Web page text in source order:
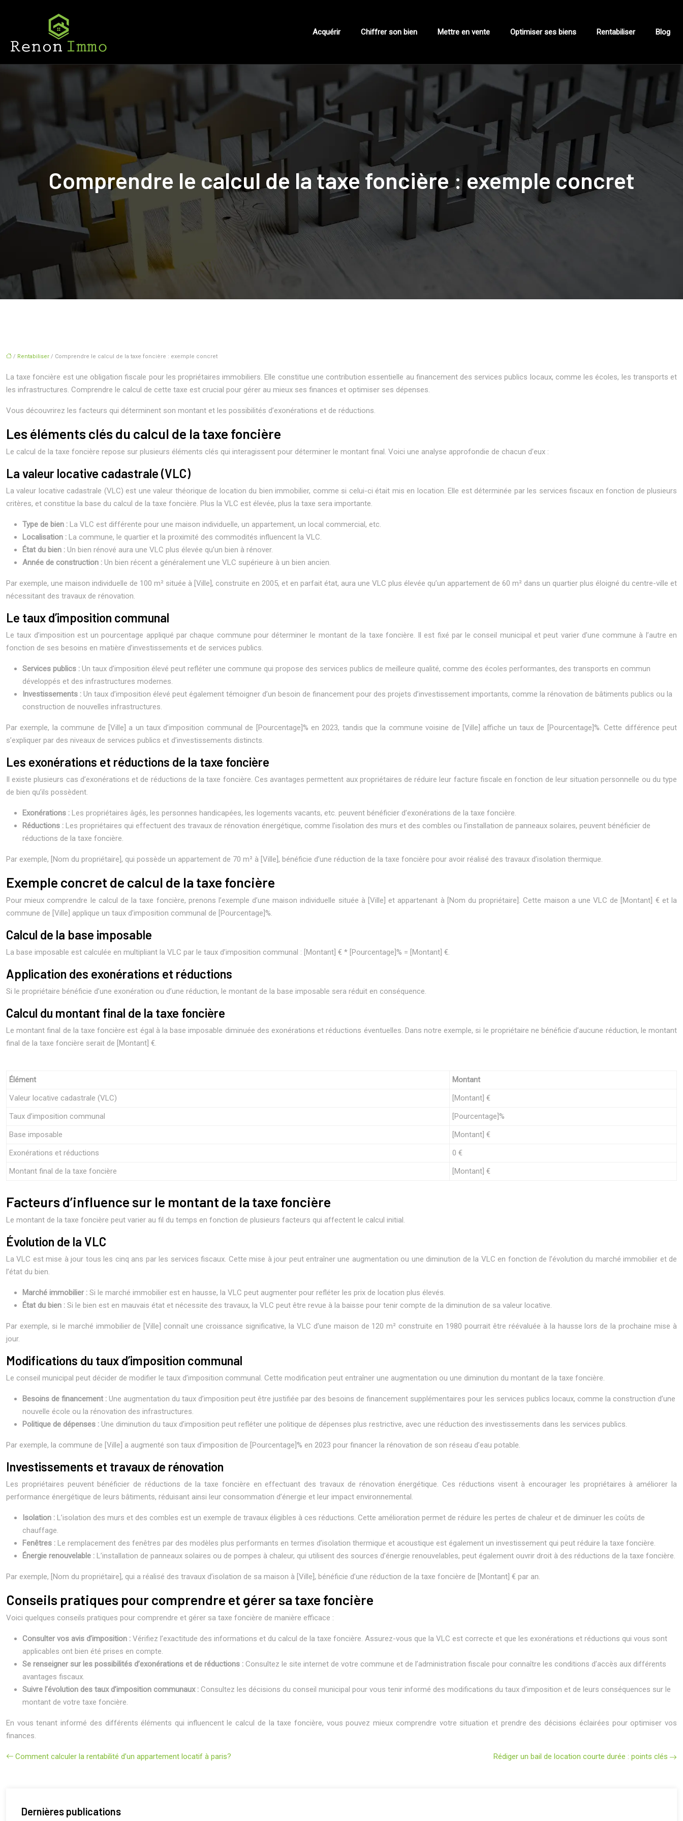
Acquérir Chiffrer son bien Mettre en vente Optimiser ses biens Rentabiliser Blog
Comprendre le calcul de la taxe foncière : exemple concret
/ Rentabiliser / Comprendre le calcul de la taxe foncière : exemple concret
La taxe foncière est une obligation fiscale pour les propriétaires immobiliers. Elle constitue une contribution essentielle au financement des services publics locaux, comme les écoles, les transports et
les infrastructures. Comprendre le calcul de cette taxe est crucial pour gérer au mieux ses finances et optimiser ses dépenses.
Vous découvrirez les facteurs qui déterminent son montant et les possibilités d’exonérations et de réductions.
Les éléments clés du calcul de la taxe foncière
Le calcul de la taxe foncière repose sur plusieurs éléments clés qui interagissent pour déterminer le montant final. Voici une analyse approfondie de chacun d’eux :
La valeur locative cadastrale (VLC)
La valeur locative cadastrale (VLC) est une valeur théorique de location du bien immobilier, comme si celui-ci était mis en location. Elle est déterminée par les services fiscaux en fonction de plusieurs
critères, et constitue la base du calcul de la taxe foncière. Plus la VLC est élevée, plus la taxe sera importante.
Type de bien : La VLC est différente pour une maison individuelle, un appartement, un local commercial, etc.
Localisation : La commune, le quartier et la proximité des commodités influencent la VLC.
État du bien : Un bien rénové aura une VLC plus élevée qu’un bien à rénover.
Année de construction : Un bien récent a généralement une VLC supérieure à un bien ancien.
Par exemple, une maison individuelle de 100 m² située à [Ville], construite en 2005, et en parfait état, aura une VLC plus élevée qu’un appartement de 60 m² dans un quartier plus éloigné du centre-ville et
nécessitant des travaux de rénovation.
Le taux d’imposition communal
Le taux d’imposition est un pourcentage appliqué par chaque commune pour déterminer le montant de la taxe foncière. Il est fixé par le conseil municipal et peut varier d’une commune à l’autre en
fonction de ses besoins en matière d’investissements et de services publics.
Services publics : Un taux d’imposition élevé peut refléter une commune qui propose des services publics de meilleure qualité, comme des écoles performantes, des transports en commun
développés et des infrastructures modernes.
Investissements : Un taux d’imposition élevé peut également témoigner d’un besoin de financement pour des projets d’investissement importants, comme la rénovation de bâtiments publics ou la
construction de nouvelles infrastructures.
Par exemple, la commune de [Ville] a un taux d’imposition communal de [Pourcentage]% en 2023, tandis que la commune voisine de [Ville] affiche un taux de [Pourcentage]%. Cette différence peut
s’expliquer par des niveaux de services publics et d’investissements distincts.
Les exonérations et réductions de la taxe foncière
Il existe plusieurs cas d’exonérations et de réductions de la taxe foncière. Ces avantages permettent aux propriétaires de réduire leur facture fiscale en fonction de leur situation personnelle ou du type
de bien qu’ils possèdent.
Exonérations : Les propriétaires âgés, les personnes handicapées, les logements vacants, etc. peuvent bénéficier d’exonérations de la taxe foncière.
Réductions : Les propriétaires qui effectuent des travaux de rénovation énergétique, comme l’isolation des murs et des combles ou l’installation de panneaux solaires, peuvent bénéficier de
réductions de la taxe foncière.
Par exemple, [Nom du propriétaire], qui possède un appartement de 70 m² à [Ville], bénéficie d’une réduction de la taxe foncière pour avoir réalisé des travaux d’isolation thermique.
Exemple concret de calcul de la taxe foncière
Pour mieux comprendre le calcul de la taxe foncière, prenons l’exemple d’une maison individuelle située à [Ville] et appartenant à [Nom du propriétaire]. Cette maison a une VLC de [Montant] € et la
commune de [Ville] applique un taux d’imposition communal de [Pourcentage]%.
Calcul de la base imposable
La base imposable est calculée en multipliant la VLC par le taux d’imposition communal : [Montant] € * [Pourcentage]% = [Montant] €.
Application des exonérations et réductions
Si le propriétaire bénéficie d’une exonération ou d’une réduction, le montant de la base imposable sera réduit en conséquence.
Calcul du montant final de la taxe foncière
Le montant final de la taxe foncière est égal à la base imposable diminuée des exonérations et réductions éventuelles. Dans notre exemple, si le propriétaire ne bénéficie d’aucune réduction, le montant
final de la taxe foncière serait de [Montant] €.
Élément
Montant
Valeur locative cadastrale (VLC)
[Montant] €
Taux d’imposition communal
[Pourcentage]%
Base imposable
[Montant] €
Exonérations et réductions
0 €
Montant final de la taxe foncière
[Montant] €
Facteurs d’influence sur le montant de la taxe foncière
Le montant de la taxe foncière peut varier au fil du temps en fonction de plusieurs facteurs qui affectent le calcul initial.
Évolution de la VLC
La VLC est mise à jour tous les cinq ans par les services fiscaux. Cette mise à jour peut entraîner une augmentation ou une diminution de la VLC en fonction de l’évolution du marché immobilier et de
l’état du bien.
Marché immobilier : Si le marché immobilier est en hausse, la VLC peut augmenter pour refléter les prix de location plus élevés.
État du bien : Si le bien est en mauvais état et nécessite des travaux, la VLC peut être revue à la baisse pour tenir compte de la diminution de sa valeur locative.
Par exemple, si le marché immobilier de [Ville] connaît une croissance significative, la VLC d’une maison de 120 m² construite en 1980 pourrait être réévaluée à la hausse lors de la prochaine mise à
jour.
Modifications du taux d’imposition communal
Le conseil municipal peut décider de modifier le taux d’imposition communal. Cette modification peut entraîner une augmentation ou une diminution du montant de la taxe foncière.
Besoins de financement : Une augmentation du taux d’imposition peut être justifiée par des besoins de financement supplémentaires pour les services publics locaux, comme la construction d’une
nouvelle école ou la rénovation des infrastructures.
Politique de dépenses : Une diminution du taux d’imposition peut refléter une politique de dépenses plus restrictive, avec une réduction des investissements dans les services publics.
Par exemple, la commune de [Ville] a augmenté son taux d’imposition de [Pourcentage]% en 2023 pour financer la rénovation de son réseau d’eau potable.
Investissements et travaux de rénovation
Les propriétaires peuvent bénéficier de réductions de la taxe foncière en effectuant des travaux de rénovation énergétique. Ces réductions visent à encourager les propriétaires à améliorer la
performance énergétique de leurs bâtiments, réduisant ainsi leur consommation d’énergie et leur impact environnemental.
Isolation : L’isolation des murs et des combles est un exemple de travaux éligibles à ces réductions. Cette amélioration permet de réduire les pertes de chaleur et de diminuer les coûts de
chauffage.
Fenêtres : Le remplacement des fenêtres par des modèles plus performants en termes d’isolation thermique et acoustique est également un investissement qui peut réduire la taxe foncière.
Énergie renouvelable : L’installation de panneaux solaires ou de pompes à chaleur, qui utilisent des sources d’énergie renouvelables, peut également ouvrir droit à des réductions de la taxe foncière.
Par exemple, [Nom du propriétaire], qui a réalisé des travaux d’isolation de sa maison à [Ville], bénéficie d’une réduction de la taxe foncière de [Montant] € par an.
Conseils pratiques pour comprendre et gérer sa taxe foncière
Voici quelques conseils pratiques pour comprendre et gérer sa taxe foncière de manière efficace :
Consulter vos avis d’imposition : Vérifiez l’exactitude des informations et du calcul de la taxe foncière. Assurez-vous que la VLC est correcte et que les exonérations et réductions qui vous sont
applicables ont bien été prises en compte.
Se renseigner sur les possibilités d’exonérations et de réductions : Consultez le site internet de votre commune et de l’administration fiscale pour connaître les conditions d’accès aux différents
avantages fiscaux.
Suivre l’évolution des taux d’imposition communaux : Consultez les décisions du conseil municipal pour vous tenir informé des modifications du taux d’imposition et de leurs conséquences sur le
montant de votre taxe foncière.
En vous tenant informé des différents éléments qui influencent le calcul de la taxe foncière, vous pouvez mieux comprendre votre situation et prendre des décisions éclairées pour optimiser vos
finances.
Comment calculer la rentabilité d’un appartement locatif à paris? Rédiger un bail de location courte durée : points clés
Dernières publications